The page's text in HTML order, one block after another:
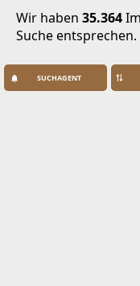
Wir haben 35.364
Suche entsprechen.
SUCHAGENT